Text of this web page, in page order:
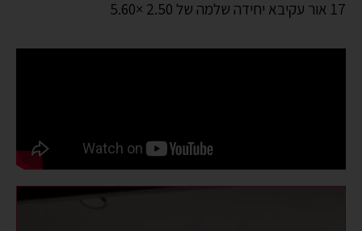
17 אור עקיבא יחידה שלמה של 2.50 ×5.60